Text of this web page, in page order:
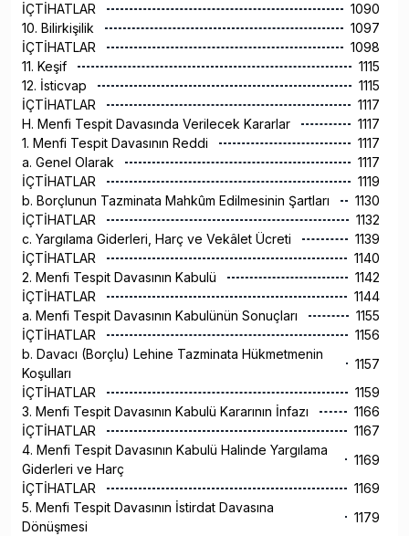
İÇTİHATLAR
1090
10. Bilirkişilik
1097
İÇTİHATLAR
1098
11. Keşif
1115
12. İsticvap
1115
İÇTİHATLAR
1117
H. Menfi Tespit Davasında Verilecek Kararlar
1117
1. Menfi Tespit Davasının Reddi
1117
a. Genel Olarak
1117
İÇTİHATLAR
1119
b. Borçlunun Tazminata Mahkûm Edilmesinin Şartları
1130
İÇTİHATLAR
1132
c. Yargılama Giderleri, Harç ve Vekâlet Ücreti
1139
İÇTİHATLAR
1140
2. Menfi Tespit Davasının Kabulü
1142
İÇTİHATLAR
1144
a. Menfi Tespit Davasının Kabulünün Sonuçları
1155
İÇTİHATLAR
1156
b. Davacı (Borçlu) Lehine Tazminata Hükmetmenin
Koşulları
1157
İÇTİHATLAR
1159
3. Menfi Tespit Davasının Kabulü Kararının İnfazı
1166
İÇTİHATLAR
1167
4. Menfi Tespit Davasının Kabulü Halinde Yargılama
Giderleri ve Harç
1169
İÇTİHATLAR
1169
5. Menfi Tespit Davasının İstirdat Davasına
Dönüşmesi
1179